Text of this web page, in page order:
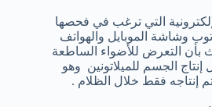
التي ترغب في فحصها
وشاشة الموبايل والهواتف
بأن التعرض للأضواء الساطعة
الجسم للميلاتونين وهو
إنتاجه فقط خلال الظلام .